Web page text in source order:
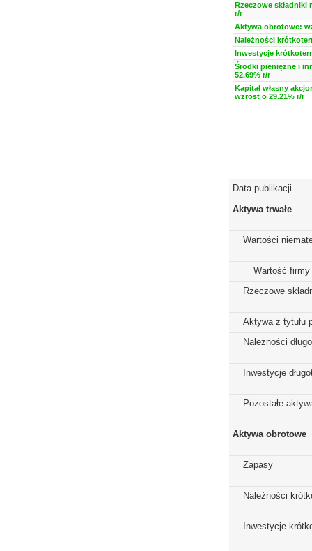
Rzeczowe składniki
r/r
Aktywa obrotowe:
Należności
Inwestycje
Środki pieniężne i
52.69% r/r
Kapitał własny
wzrost o 29.21% r/r
Data publikacji
Aktywa trwałe
Wartości
Wartość firmy
Rzeczowe
Aktywa z tytułu
Należności
Inwestycje
Pozostałe
Aktywa obrotowe
Zapasy
Należności
Inwestycje